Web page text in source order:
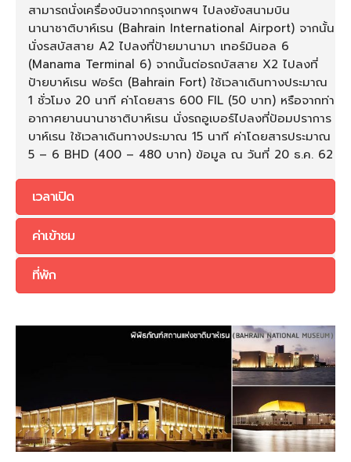
สามารถนั่งเครื่องบินจากกรุงเทพฯ ไปลงยังสนามบิน
นานาชาติบาห์เรน (Bahrain International Airport) จากนั้น
นั่งรสบัสสาย A2 ไปลงที่ป้ายมานามา เทอร์มินอล 6
(Manama Terminal 6) จากนั้นต่อรถบัสสาย X2 ไปลงที่
ป้ายบาห์เรน ฟอร์ต (Bahrain Fort) ใช้เวลาเดินทางประมาณ
1 ชั่วโมง 20 นาที ค่าโดยสาร 600 FIL (50 บาท) หรือจากท่า
อากาศยานนานาชาติบาห์เรน นั่งรถอูเบอร์ไปลงที่ป้อมปราการ
บาห์เรน ใช้เวลาเดินทางประมาณ 15 นาที ค่าโดยสารประมาณ
5 – 6 BHD (400 – 480 บาท) ข้อมูล ณ วันที่ 20 ธ.ค. 62
เวลาเปิด
ค่าเข้าชม
ที่พัก